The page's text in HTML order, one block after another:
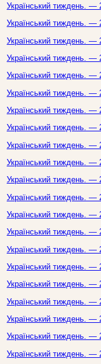
Український тиждень.
Український тиждень.
Український тиждень.
Український тиждень.
Український тиждень.
Український тиждень.
Український тиждень.
Український тиждень.
Український тиждень.
Український тиждень.
Український тиждень.
Український тиждень.
Український тиждень.
Український тиждень.
Український тиждень.
Український тиждень.
Український тиждень.
Український тиждень.
Український тиждень.
Український тиждень.
Український тиждень.